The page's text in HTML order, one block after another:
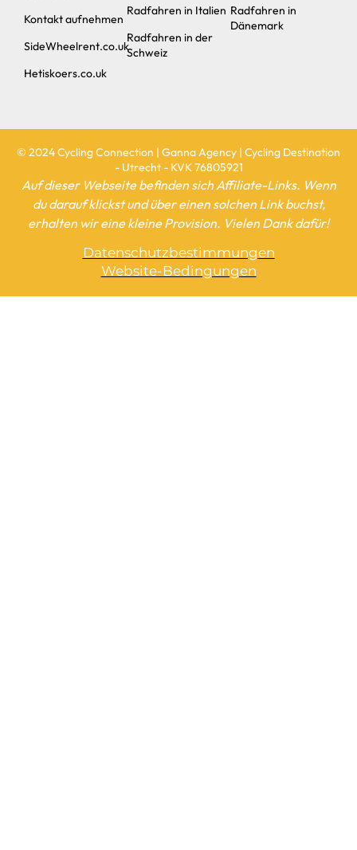
Kontakt aufnehmen
SideWheelrent.co.uk
Hetiskoers.co.uk
Radfahren in Italien
Radfahren in der
Schweiz
Radfahren in
Dänemark
© 2024 Cycling Connection | Ganna Agency | Cycling Destination
- Utrecht - KVK 76805921
Auf dieser Webseite befinden sich Affiliate-Links. Wenn
du darauf klickst und über einen solchen Link buchst,
erhalten wir eine kleine Provision. Vielen Dank dafür!
Datenschutzbestimmungen
Website-Bedingungen